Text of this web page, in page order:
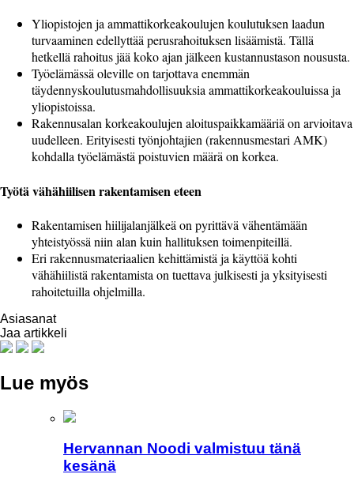
Yliopistojen ja ammattikorkeakoulujen koulutuksen laadun
turvaaminen edellyttää perusrahoituksen lisäämistä. Tällä
hetkellä rahoitus jää koko ajan jälkeen kustannustason noususta.
Työelämässä oleville on tarjottava enemmän
täydennyskoulutusmahdollisuuksia ammattikorkeakouluissa ja
yliopistoissa.
Rakennusalan korkeakoulujen aloituspaikkamääriä on arvioitava
uudelleen. Erityisesti työnjohtajien (rakennusmestari AMK)
kohdalla työelämästä poistuvien määrä on korkea.
Työtä vähähiilisen rakentamisen eteen
Rakentamisen hiilijalanjälkeä on pyrittävä vähentämään
yhteistyössä niin alan kuin hallituksen toimenpiteillä.
Eri rakennusmateriaalien kehittämistä ja käyttöä kohti
vähähiilistä rakentamista on tuettava julkisesti ja yksityisesti
rahoitetuilla ohjelmilla.
Asiasanat
Jaa artikkeli
Lue myös
Hervannan Noodi valmistuu tänä
kesänä